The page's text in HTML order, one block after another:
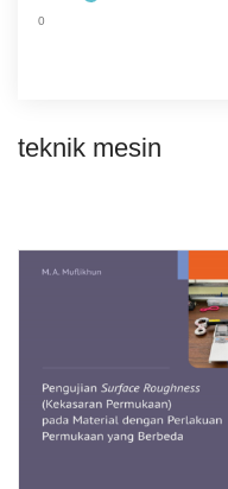
0
teknik mesin